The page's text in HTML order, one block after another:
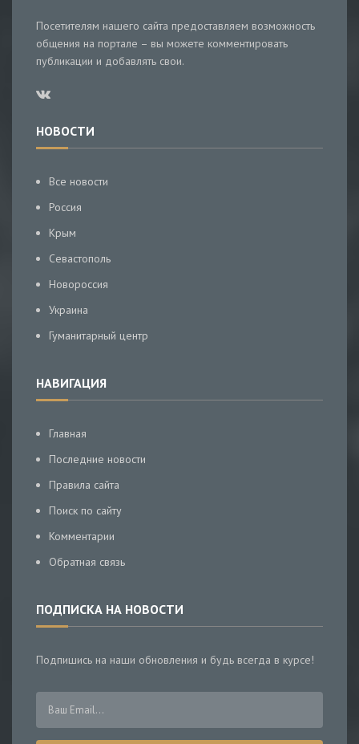
Посетителям нашего сайта предоставляем возможность
общения на портале – вы можете комментировать
публикации и добавлять свои.
НОВОСТИ
Все новости
Россия
Крым
Севастополь
Новороссия
Украина
Гуманитарный центр
НАВИГАЦИЯ
Главная
Последние новости
Правила сайта
Поиск по сайту
Комментарии
Обратная связь
ПОДПИСКА НА НОВОСТИ
Подпишись на наши обновления и будь всегда в курсе!